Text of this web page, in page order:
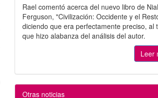
Rael comentó acerca del nuevo libro de
Ferguson, "Civilización: Occidente y el
diciendo que era perfectamente preciso, al
que hizo alabanza del análisis del autor.
Leer
Otras noticias